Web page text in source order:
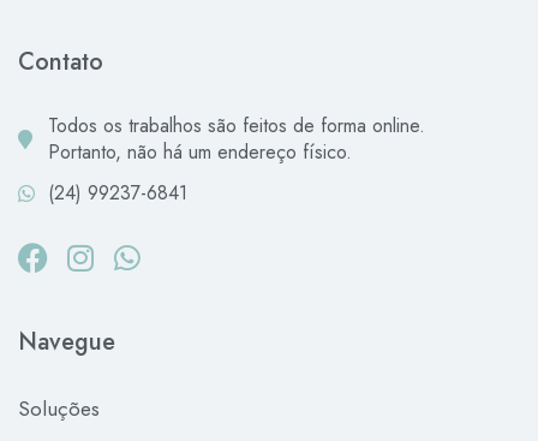
Contato
Todos os trabalhos são feitos de forma online.
Portanto, não há um endereço físico.
(24) 99237-6841
Facebook
Instagram
Whatsapp
Navegue
Soluções